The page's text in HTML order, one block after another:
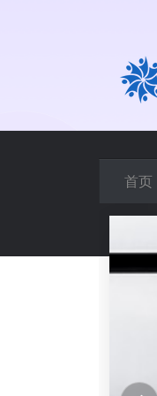
首页